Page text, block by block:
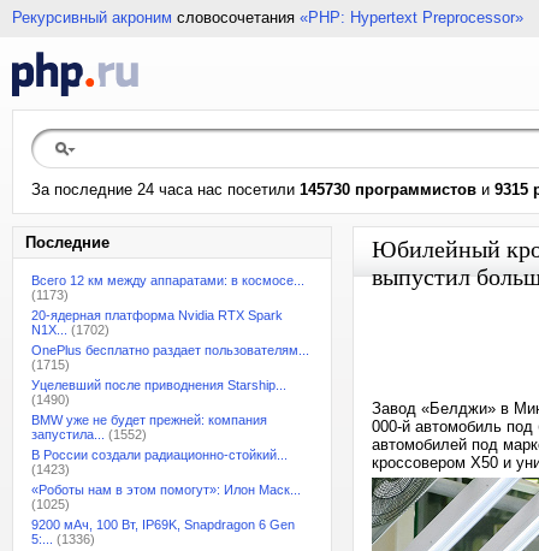
Рекурсивный акроним словосочетания «PHP: Hypertext Preprocessor»
За последние 24 часа нас посетили 145730 программистов и 9315
Последние
Всего 12 км между аппаратами: в космосе...
(1173)
20-ядерная платформа Nvidia RTX Spark
N1X...
(1702)
OnePlus бесплатно раздает пользователям...
(1715)
Уцелевший после приводнения Starship...
(1490)
BMW уже не будет прежней: компания
запустила...
(1552)
В России создали радиационно-стойкий...
(1423)
«Роботы нам в этом помогут»: Илон Маск...
(1025)
9200 мАч, 100 Вт, IP69K, Snapdragon 6 Gen
5:...
(1336)
Юбилейный
выпустил
Завод «Белджи» в
000-й автомобиль под
автомобилей под
кроссовером Х50 и